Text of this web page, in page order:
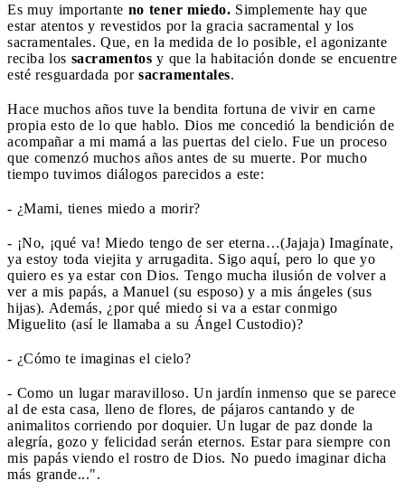
Es muy importante no tener miedo. Simplemente hay que
estar atentos y revestidos por la gracia sacramental y los
sacramentales. Que, en la medida de lo posible, el agonizante
reciba los sacramentos y que la habitación donde se encuentre
esté resguardada por sacramentales.
Hace muchos años tuve la bendita fortuna de vivir en carne
propia esto de lo que hablo. Dios me concedió la bendición de
acompañar a mi mamá a las puertas del cielo. Fue un proceso
que comenzó muchos años antes de su muerte. Por mucho
tiempo tuvimos diálogos parecidos a este:
- ¿Mami, tienes miedo a morir?
- ¡No, ¡qué va! Miedo tengo de ser eterna…(Jajaja) Imagínate,
ya estoy toda viejita y arrugadita. Sigo aquí, pero lo que yo
quiero es ya estar con Dios. Tengo mucha ilusión de volver a
ver a mis papás, a Manuel (su esposo) y a mis ángeles (sus
hijas). Además, ¿por qué miedo si va a estar conmigo
Miguelito (así le llamaba a su Ángel Custodio)?
- ¿Cómo te imaginas el cielo?
- Como un lugar maravilloso. Un jardín inmenso que se parece
al de esta casa, lleno de flores, de pájaros cantando y de
animalitos corriendo por doquier. Un lugar de paz donde la
alegría, gozo y felicidad serán eternos. Estar para siempre con
mis papás viendo el rostro de Dios. No puedo imaginar dicha
más grande...".